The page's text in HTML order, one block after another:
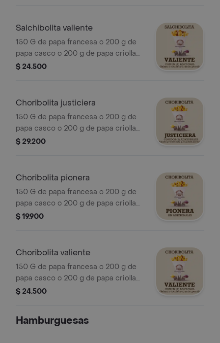
Salchibolita valiente
150 G de papa francesa o 200 g de
papa casco o 200 g de papa criolla
más salsa queso cheddar o salsa
$ 24.500
Choribolita justiciera
150 G de papa francesa o 200 g de
papa casco o 200 g de papa criolla
más salsa queso cheddar o salsa
$ 29.200
Choribolita pionera
150 G de papa francesa o 200 g de
papa casco o 200 g de papa criolla
más salsa queso cheddar o salsa
$ 19.900
Choribolita valiente
150 G de papa francesa o 200 g de
papa casco o 200 g de papa criolla
más salsa queso cheddar o salsa
$ 24.500
Hamburguesas